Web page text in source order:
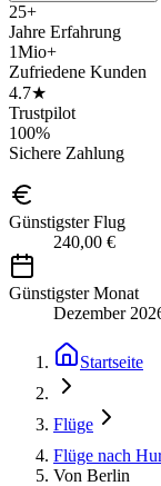
25+
Jahre Erfahrung
1Mio+
Zufriedene Kunden
4.7★
Trustpilot
100%
Sichere Zahlung
Günstigster Flug
240,00 €
Günstigster Monat
Dezember
Startseite
Flüge
Flüge nach
Von Berlin